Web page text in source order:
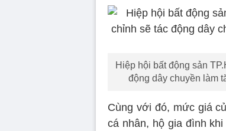
Hiệp hội bất động sản
động dây chuyền làm
Cùng với đó, mức giá
cá nhân, hộ gia đình